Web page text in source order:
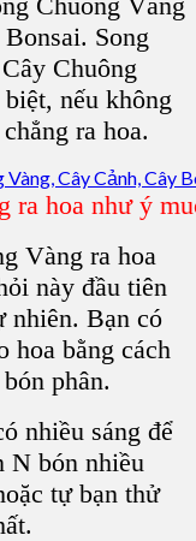
Song
Chuông
nếu không
ra hoa.
ra hoa như ý
Vàng ra hoa
này đầu tiên
nhiên. Bạn có
hoa bằng cách
phân.
nhiều sáng để
N bón nhiều
tự bạn thử